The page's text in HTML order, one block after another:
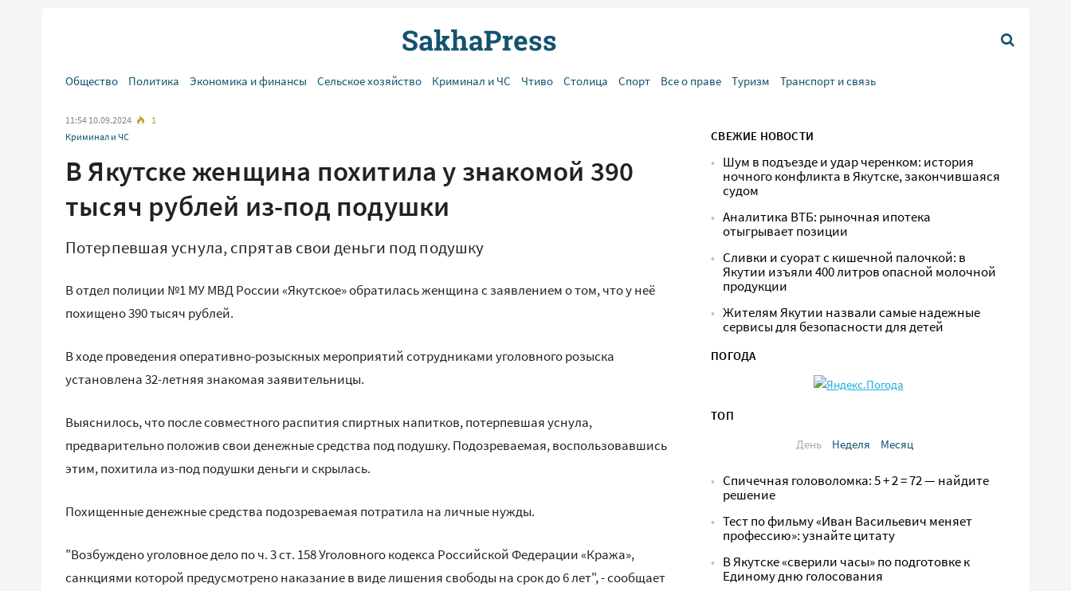
Общество Политика Экономика и финансы Сельское хозяйство Криминал и ЧС Чтиво Столица Спорт Все о праве Туризм Транспорт и связь
11:54 10.09.2024
1
Криминал и ЧС
В Якутске женщина похитила у знакомой 390
тысяч рублей из-под подушки
Потерпевшая уснула, спрятав свои деньги под подушку
В отдел полиции №1 МУ МВД России «Якутское» обратилась женщина с заявлением о том, что у неё
похищено 390 тысяч рублей.
В ходе проведения оперативно-розыскных мероприятий сотрудниками уголовного розыска
установлена 32-летняя знакомая заявительницы.
Выяснилось, что после совместного распития спиртных напитков, потерпевшая уснула,
предварительно положив свои денежные средства под подушку. Подозреваемая, воспользовавшись
этим, похитила из-под подушки деньги и скрылась.
Похищенные денежные средства подозреваемая потратила на личные нужды.
"Возбуждено уголовное дело по ч. 3 ст. 158 Уголовного кодекса Российской Федерации «Кража»,
санкциями которой предусмотрено наказание в виде лишения свободы на срок до 6 лет", - сообщает
СВЕЖИЕ НОВОСТИ
Шум в подъезде и удар черенком: история
ночного конфликта в Якутске, закончившаяся
судом
Аналитика ВТБ: рыночная ипотека
отыгрывает позиции
Сливки и суорат с кишечной палочкой: в
Якутии изъяли 400 литров опасной молочной
продукции
Жителям Якутии назвали самые надежные
сервисы для безопасности для детей
ПОГОДА
ТОП
День
Неделя Месяц
Спичечная головоломка: 5 + 2 = 72 — найдите
решение
Тест по фильму «Иван Васильевич меняет
профессию»: узнайте цитату
В Якутске «сверили часы» по подготовке к
Единому дню голосования